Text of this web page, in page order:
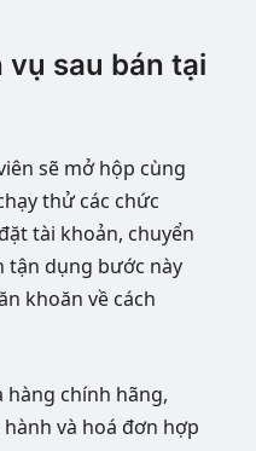
vụ sau bán tại
sẽ mở hộp cùng
thử các chức
tài khoản, chuyển
tận dụng bước này
khoăn về cách
hàng chính hãng,
và hoá đơn hợp